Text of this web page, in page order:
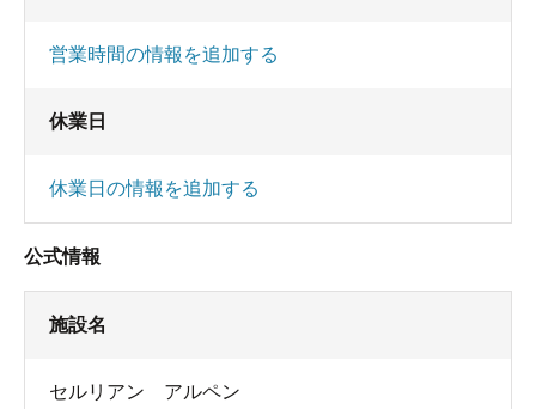
営業時間の情報を追加する
休業日
休業日の情報を追加する
公式情報
施設名
セルリアン アルペン